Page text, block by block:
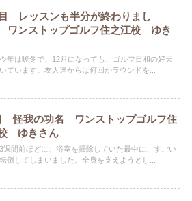
レッスンも半分が終わりまし
ワンストップゴルフ住之江校 ゆき
年は暖冬で、12月になっても、ゴルフ日和の好天
ています。友人達からは何回かラウンドを...
怪我の功名 ワンストップゴルフ住
ゆきさん
週間前ほどに、浴室を掃除していた最中に、すごい
倒してしまいました。全身を支えようとし...